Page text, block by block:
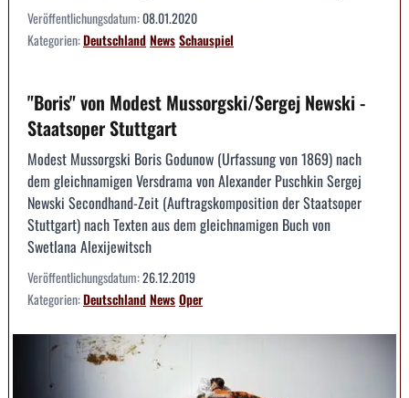
Veröffentlichungsdatum:08.01.2020
Kategorien:DeutschlandNewsSchauspiel
"Boris" von Modest Mussorgski/Sergej Newski -
Staatsoper Stuttgart
Modest Mussorgski Boris Godunow (Urfassung von 1869) nach
dem gleichnamigen Versdrama von Alexander Puschkin Sergej
Newski Secondhand-Zeit (Auftragskomposition der Staatsoper
Stuttgart) nach Texten aus dem gleichnamigen Buch von
Swetlana Alexijewitsch
Veröffentlichungsdatum:26.12.2019
Kategorien:DeutschlandNewsOper